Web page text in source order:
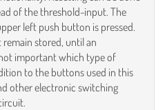
of the threshold-input. The
left push button is pressed.
stored, until an
important which type of
to the buttons used in this
other electronic switching